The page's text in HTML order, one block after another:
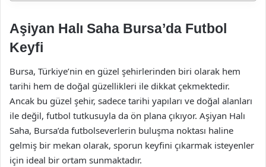
Aşiyan Halı Saha Bursa’da Futbol
Keyfi
Bursa, Türkiye’nin en güzel şehirlerinden biri olarak hem
tarihi hem de doğal güzellikleri ile dikkat çekmektedir.
Ancak bu güzel şehir, sadece tarihi yapıları ve doğal alanları
ile değil, futbol tutkusuyla da ön plana çıkıyor. Aşiyan Halı
Saha, Bursa’da futbolseverlerin buluşma noktası haline
gelmiş bir mekan olarak, sporun keyfini çıkarmak isteyenler
için ideal bir ortam sunmaktadır.